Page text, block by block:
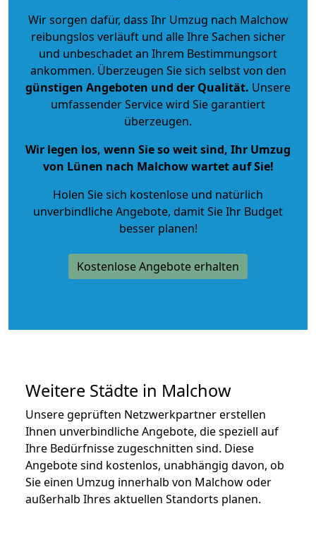
Wir sorgen dafür, dass Ihr Umzug nach Malchow
reibungslos verläuft und alle Ihre Sachen sicher
und unbeschadet an Ihrem Bestimmungsort
ankommen. Überzeugen Sie sich selbst von den
günstigen Angeboten und der Qualität. Unsere
umfassender Service wird Sie garantiert
überzeugen.
Wir legen los, wenn Sie so weit sind, Ihr Umzug
von Lünen nach Malchow wartet auf Sie!
Holen Sie sich kostenlose und natürlich
unverbindliche Angebote, damit Sie Ihr Budget
besser planen!
Kostenlose Angebote erhalten
Weitere Städte in Malchow
Unsere geprüften Netzwerkpartner erstellen
Ihnen unverbindliche Angebote, die speziell auf
Ihre Bedürfnisse zugeschnitten sind. Diese
Angebote sind kostenlos, unabhängig davon, ob
Sie einen Umzug innerhalb von Malchow oder
außerhalb Ihres aktuellen Standorts planen.